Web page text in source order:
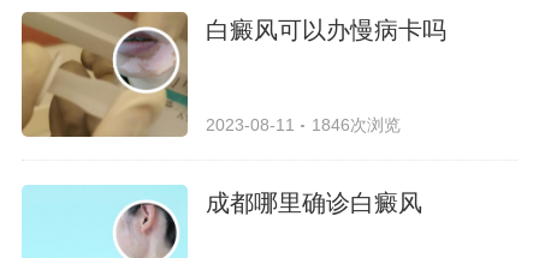
白癜风可以办慢病卡吗
2023-08-11 1846次浏览
成都哪里确诊白癜风